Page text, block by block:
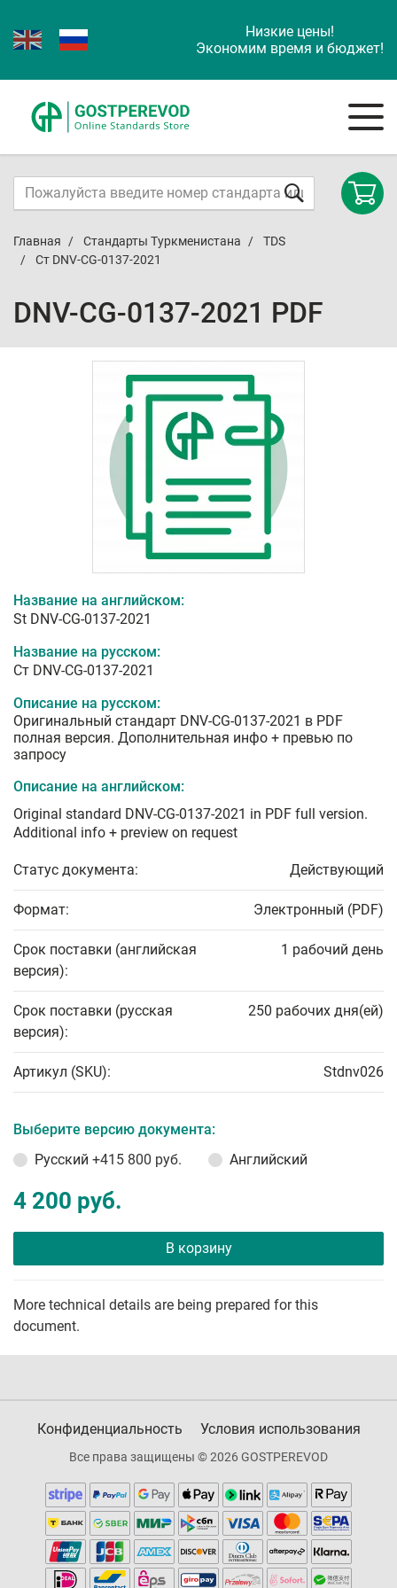
Низкие цены!
Экономим время и бюджет!
Главная Стандарты Туркменистана
TDS
Ст DNV-CG-0137-2021
DNV-CG-0137-2021 PDF
Название на английском:
St DNV-CG-0137-2021
Название на русском:
Ст DNV-CG-0137-2021
Описание на русском:
Оригинальный стандарт DNV-CG-0137-2021 в PDF
полная версия. Дополнительная инфо + превью по
запросу
Описание на английском:
Original standard DNV-CG-0137-2021 in PDF full version.
Additional info + preview on request
Статус документа: Действующий
Формат: Электронный (PDF)
Срок поставки (английская
версия):
1 рабочий день
Срок поставки (русская
версия):
250 рабочих дня(ей)
Артикул (SKU): Stdnv026
Выберите версию документа:
Русский +415 800 руб. Английский
4 200 руб.
В корзину
More technical details are being prepared for this
document.
Конфиденциальность Условия использования
Все права защищены © 2026 GOSTPEREVOD